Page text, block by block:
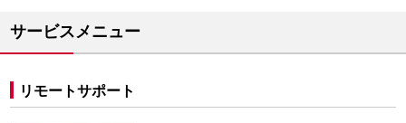
サービスメニュー
リモートサポート